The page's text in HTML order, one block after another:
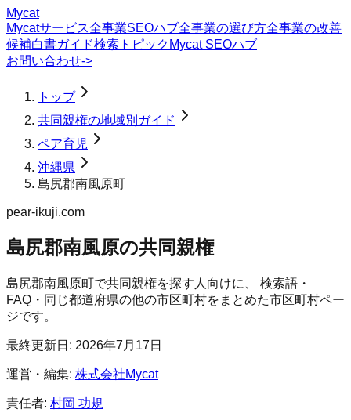
Mycat
Mycatサービス全事業SEOハブ全事業の選び方全事業の改善
候補白書ガイド検索トピック Mycat SEOハブ
お問い合わせ->
トップ
共同親権の地域別ガイド
ペア育児
沖縄県
島尻郡南風原町
pear-ikuji.com
島尻郡南風原の共同親権
島尻郡南風原町で共同親権を探す人向けに、 検索語・
FAQ・同じ都道府県の他の市区町村をまとめた市区町村ペー
ジです。
最終更新日: 2026年7月17日
運営・編集: 株式会社Mycat
責任者: 村岡 功規